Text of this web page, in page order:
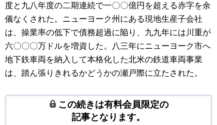
度と九八年度の二期連続で一〇〇億円を超える赤字を余
儀なくされた。ニューヨーク州にある現地生産子会社
は、操業率の低下で債務超過に陥り、九九年には川重が
六〇〇〇万ドルを増資した。八三年にニューヨーク市へ
地下鉄車両を納入して本格化した北米の鉄道車両事業
は、踏ん張りきれるかどうかの瀬戸際に立たされた。
この続きは有料会員限定の
記事となります。